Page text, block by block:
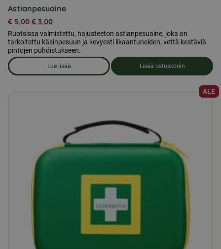
Astianpesuaine
€5,00 € 3,00
Ruotsissa valmistettu, hajusteeton astianpesuaine, joka on
tarkoitettu käsinpesuun ja kevyesti likaantuneiden, vettä kestäviä
pintojen puhdistukseen.
Lue lisää
om produkten Astianpesuaine
Lisää ostoskoriin
ALE